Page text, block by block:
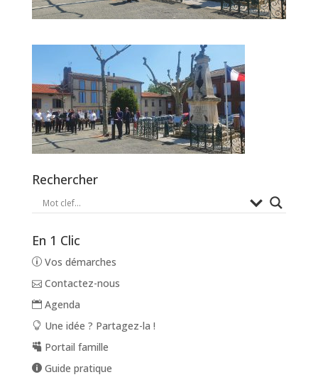
Rechercher
En 1 Clic
Vos démarches
Contactez-nous
Agenda
Une idée ? Partagez-la !
Portail famille
Guide pratique